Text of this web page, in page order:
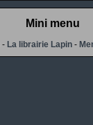
Mini menu
-La librairie Lapin -